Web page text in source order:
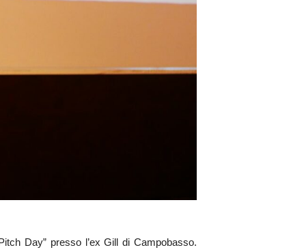
Day” presso l’ex Gill di Campobasso.